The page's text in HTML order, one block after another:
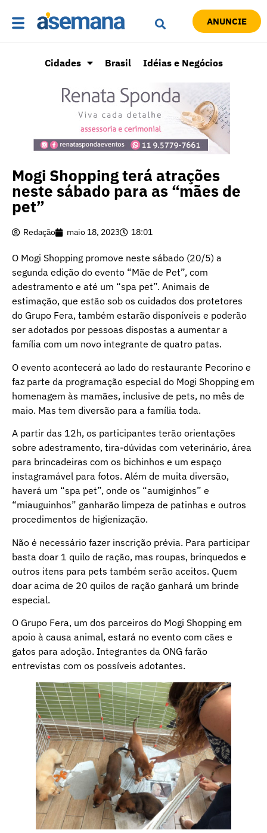
ANUNCIE
Cidades Brasil Idéias e Negócios
Mogi Shopping terá atrações
neste sábado para as “mães de
pet”
Redação maio 18, 2023 18:01
O Mogi Shopping promove neste sábado (20/5) a
segunda edição do evento “Mãe de Pet”, com
adestramento e até um “spa pet”. Animais de
estimação, que estão sob os cuidados dos protetores
do Grupo Fera, também estarão disponíveis e poderão
ser adotados por pessoas dispostas a aumentar a
família com um novo integrante de quatro patas.
O evento acontecerá ao lado do restaurante Pecorino e
faz parte da programação especial do Mogi Shopping em
homenagem às mamães, inclusive de pets, no mês de
maio. Mas tem diversão para a família toda.
A partir das 12h, os participantes terão orientações
sobre adestramento, tira-dúvidas com veterinário, área
para brincadeiras com os bichinhos e um espaço
instagramável para fotos. Além de muita diversão,
haverá um “spa pet”, onde os “aumiginhos” e
“miauguinhos” ganharão limpeza de patinhas e outros
procedimentos de higienização.
Não é necessário fazer inscrição prévia. Para participar
basta doar 1 quilo de ração, mas roupas, brinquedos e
outros itens para pets também serão aceitos. Quem
doar acima de 20 quilos de ração ganhará um brinde
especial.
O Grupo Fera, um dos parceiros do Mogi Shopping em
apoio à causa animal, estará no evento com cães e
gatos para adoção. Integrantes da ONG farão
entrevistas com os possíveis adotantes.